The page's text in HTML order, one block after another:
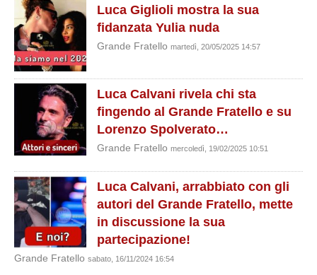
Luca Giglioli mostra la sua
fidanzata Yulia nuda
Grande Fratello martedì, 20/05/2025 14:57
Luca Calvani rivela chi sta
fingendo al Grande Fratello e su
Lorenzo Spolverato…
Grande Fratello mercoledì, 19/02/2025 10:51
Luca Calvani, arrabbiato con gli
autori del Grande Fratello, mette
in discussione la sua
partecipazione!
Grande Fratello sabato, 16/11/2024 16:54